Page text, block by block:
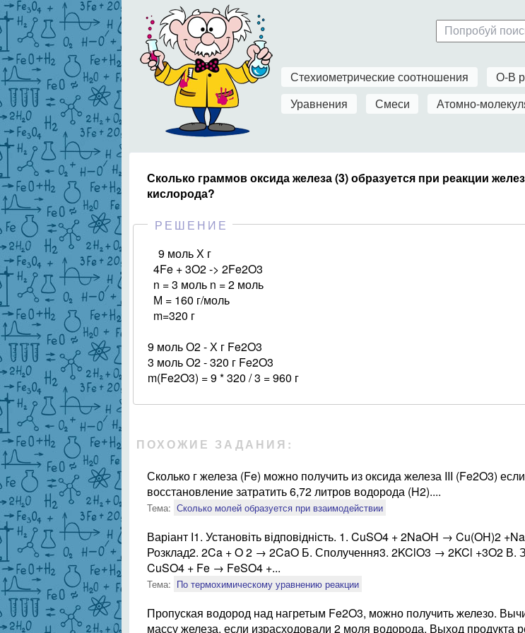
Стехиометрические соотношения О-В
Уравнения
Смеси Атомно-
Сколько граммов оксида железа (3) образуется при реакции
кислорода?
РЕШЕНИЕ
9 моль Х г
4Fe + 3O2 -> 2Fe2O3
n = 3 моль n = 2 моль
М = 160 г/моль
m=320 г
9 моль О2 - Х г Fe2O3
3 моль О2 - 320 г Fe2O3
m(Fe2O3) = 9 * 320 / 3 = 960 г
ПОХОЖИЕ ЗАДАНИЯ:
Сколько г железа (Fe) можно получить из оксида железа III (Fe2O3)
восстановление затратить 6,72 литров водорода (H2)....
Тема: Сколько молей образуется при взаимодействии
Варіант І1. Установіть відповідність. 1. CuSO4 + 2NaOH → Cu(OH)2
Розклад2. 2Ca + O 2 → 2CaO Б. Сполучення3. 2KClO3 → 2KCl +3O2 В.
CuSO4 + Fe → FeSO4 +...
Тема: По термохимическому уравнению реакции
Пропуская водород над нагретым Fe2O3, можно получить железо.
массу железа, если израсходовали 2 моля водорода. Выход продукта